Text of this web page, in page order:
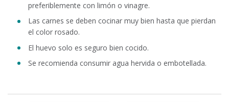
preferiblemente con limón o vinagre.
Las carnes se deben cocinar muy bien hasta que pierdan
el color rosado.
El huevo solo es seguro bien cocido.
Se recomienda consumir agua hervida o embotellada.